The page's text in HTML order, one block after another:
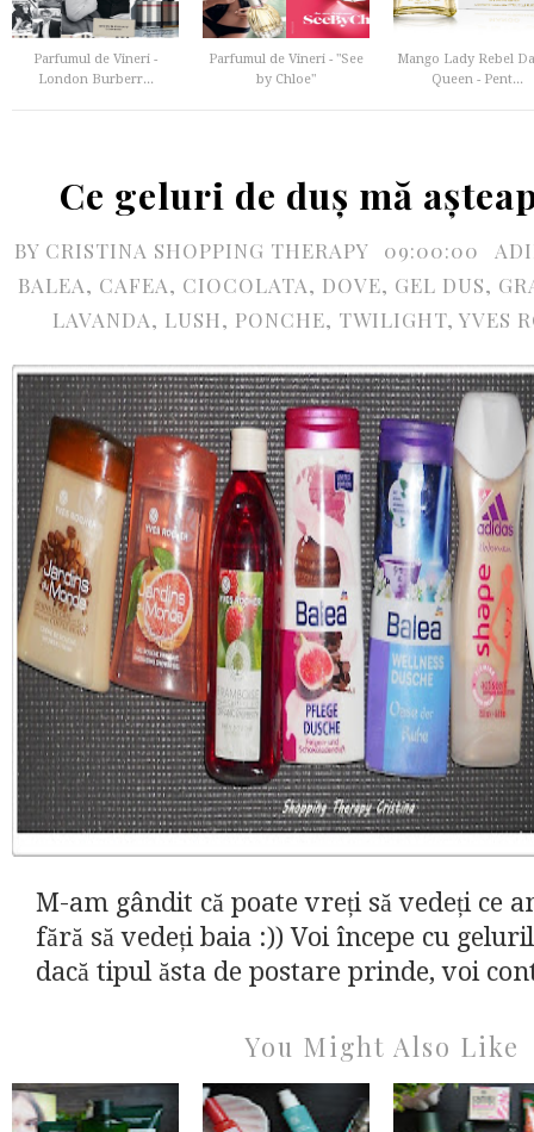
Parfumul de Vineri -
London Burberr...
Parfumul de Vineri - "See
by Chloe"
Mango Lady Rebel
Queen - Pent...
Ce geluri de duș mă
BY CRISTINA SHOPPING THERAPY 09:00:00
BALEA, CAFEA, CIOCOLATA, DOVE, GEL DUS,
LAVANDA, LUSH, PONCHE, TWILIGHT, YVES
M-am gândit că poate vreți să vedeți ce
fără să vedeți baia :)) Voi începe cu
dacă tipul ăsta de postare prinde, voi
You Might Also Like